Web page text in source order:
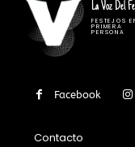
La Voz Del
FESTEJOS
PRIMERA
PERSONA
Facebook
Contacto